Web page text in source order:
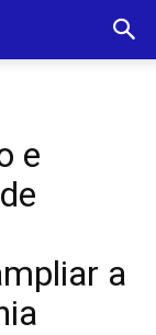
e
a